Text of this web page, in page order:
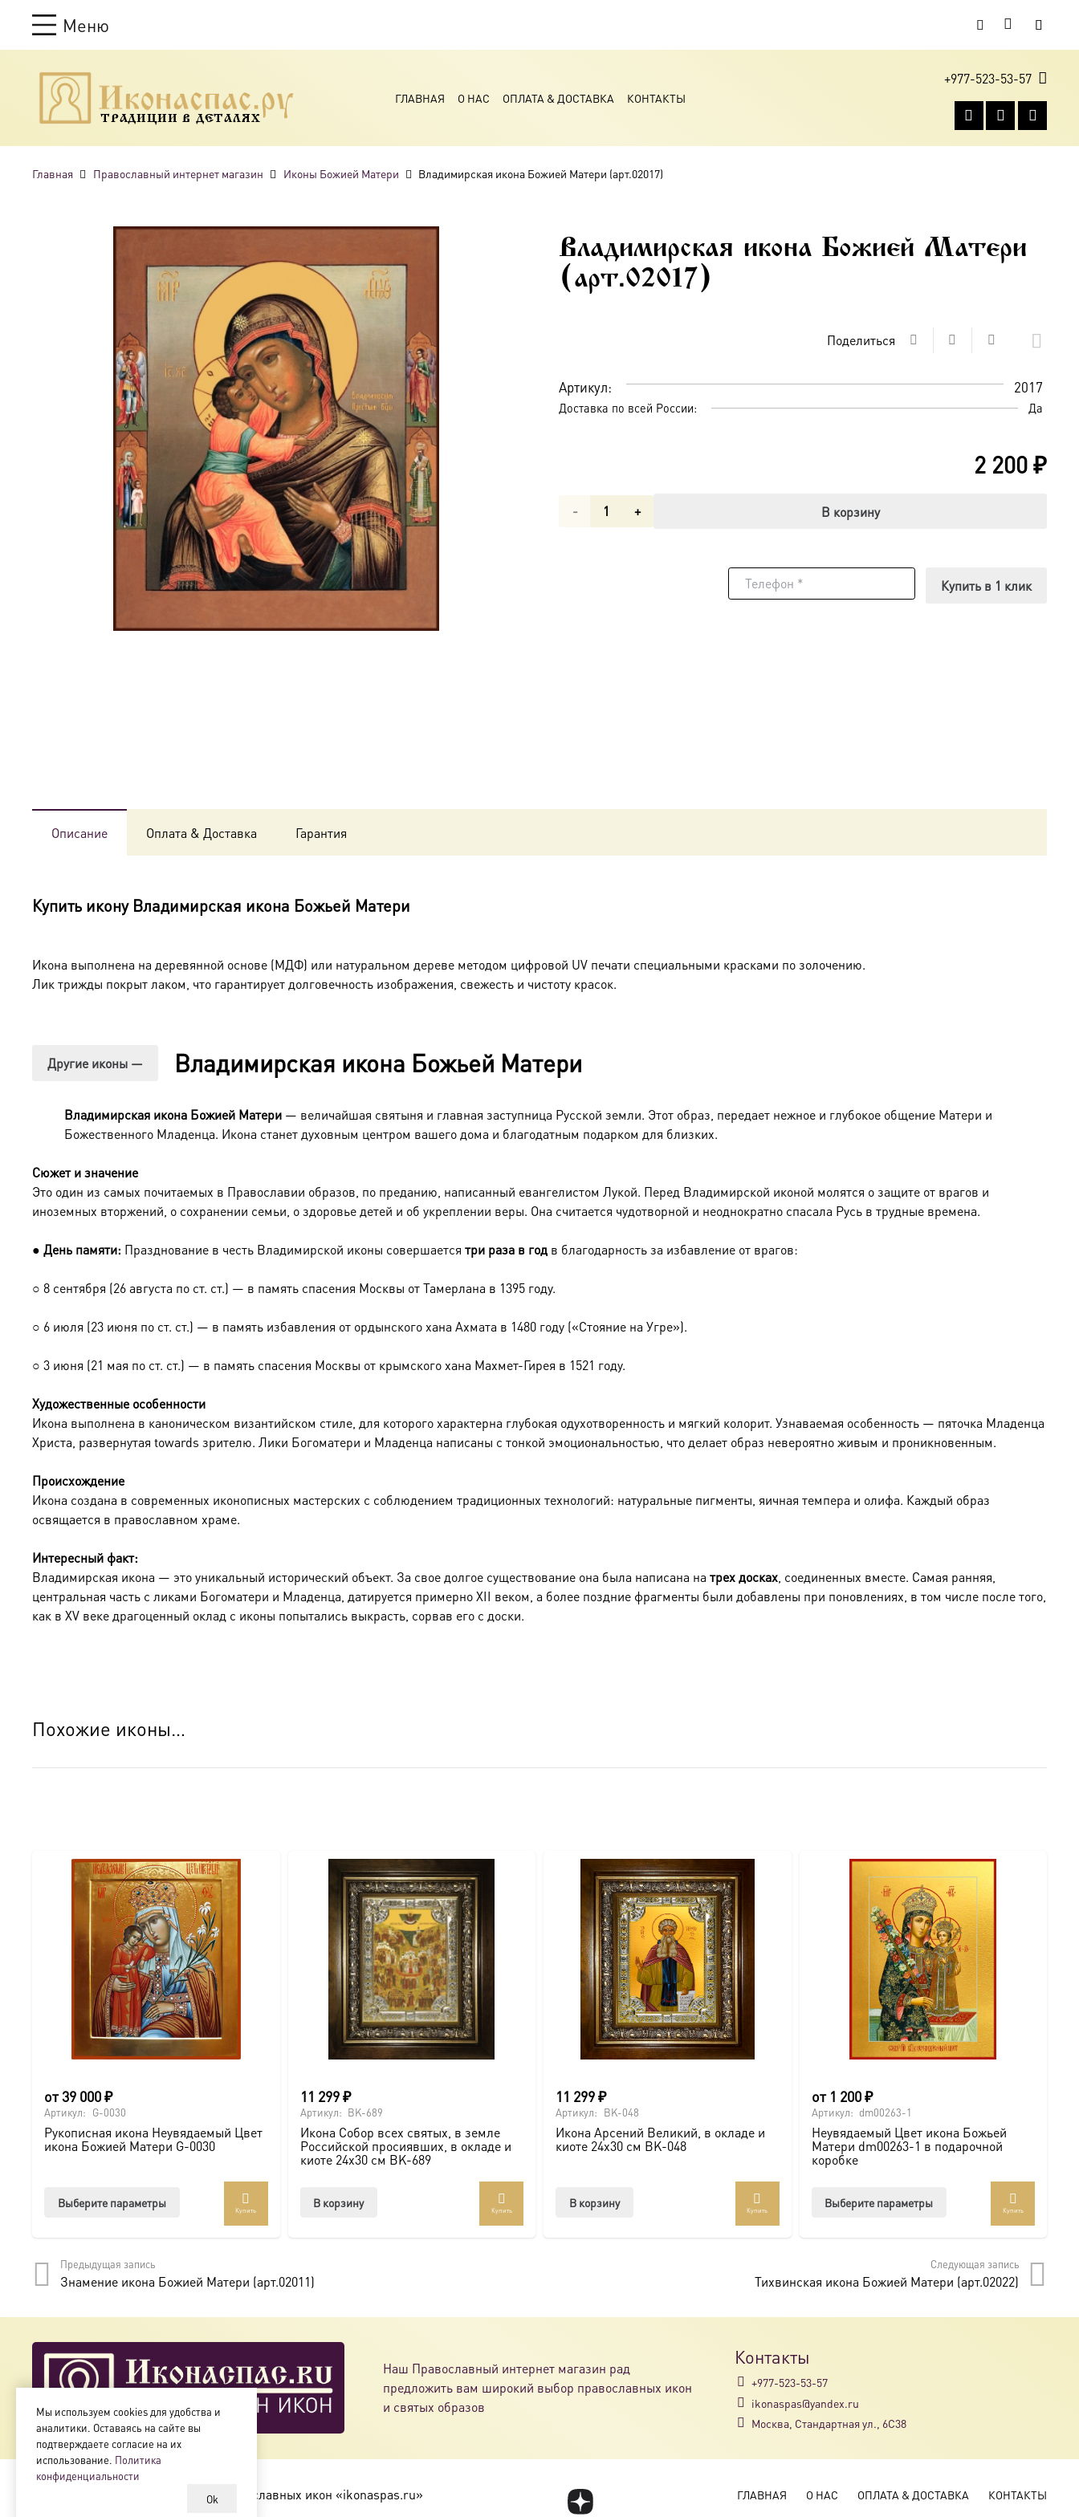
Меню
ТРАДИЦИИ В ДЕТАЛЯХ
ГЛАВНАЯ О НАС ОПЛАТА & ДОСТАВКА КОНТАКТЫ
+977-523-53-57
Главная Православный интернет магазин Иконы Божией Матери Владимирская икона Божией Матери (арт.02017)
Владимирская икона Божией Матери
(арт.02017)
Поделиться
Артикул: 2017
Доставка по всей России: Да
2 200₽
Количество
В корзину
Купить в 1 клик
Описание Оплата & Доставка Гарантия
Купить икону Владимирская икона Божьей Матери
Икона выполнена на деревянной основе (МДФ) или натуральном дереве методом цифровой UV печати специальными красками по золочению.
Лик трижды покрыт лаком, что гарантирует долговечность изображения, свежесть и чистоту красок.
Другие иконы — Владимирская икона Божьей Матери
Владимирская икона Божией Матери — величайшая святыня и главная заступница Русской земли. Этот образ, передает нежное и глубокое общение Матери и
Божественного Младенца. Икона станет духовным центром вашего дома и благодатным подарком для близких.
Сюжет и значение
Это один из самых почитаемых в Православии образов, по преданию, написанный евангелистом Лукой. Перед Владимирской иконой молятся о защите от врагов и
иноземных вторжений, о сохранении семьи, о здоровье детей и об укреплении веры. Она считается чудотворной и неоднократно спасала Русь в трудные времена.
● День памяти: Празднование в честь Владимирской иконы совершается три раза в год в благодарность за избавление от врагов:
○ 8 сентября (26 августа по ст. ст.) — в память спасения Москвы от Тамерлана в 1395 году.
○ 6 июля (23 июня по ст. ст.) — в память избавления от ордынского хана Ахмата в 1480 году («Стояние на Угре»).
○ 3 июня (21 мая по ст. ст.) — в память спасения Москвы от крымского хана Махмет-Гирея в 1521 году.
Художественные особенности
Икона выполнена в каноническом византийском стиле, для которого характерна глубокая одухотворенность и мягкий колорит. Узнаваемая особенность — пяточка Младенца
Христа, развернутая towards зрителю. Лики Богоматери и Младенца написаны с тонкой эмоциональностью, что делает образ невероятно живым и проникновенным.
Происхождение
Икона создана в современных иконописных мастерских с соблюдением традиционных технологий: натуральные пигменты, яичная темпера и олифа. Каждый образ
освящается в православном храме.
Интересный факт:
Владимирская икона — это уникальный исторический объект. За свое долгое существование она была написана на трех досках , соединенных вместе. Самая ранняя,
центральная часть с ликами Богоматери и Младенца, датируется примерно XII веком, а более поздние фрагменты были добавлены при поновлениях, в том числе после того,
как в XV веке драгоценный оклад с иконы попытались выкрасть, сорвав его с доски.
Похожие иконы…
от39 000₽
Артикул: G-0030
Рукописная икона Неувядаемый Цвет
икона Божией Матери G-0030
Выберите параметры
странице
товара.
Купить
11 299₽
Артикул: BK-689
Икона Собор всех святых, в земле
Российской просиявших, в окладе и
киоте 24х30 см BK-689
В корзину
Купить
11 299₽
Артикул: BK-048
Икона Арсений Великий, в окладе и
киоте 24х30 см BK-048
В корзину
Купить
от 1 200₽
Артикул: dm00263-1
Неувядаемый Цвет икона Божьей
Матери dm00263-1 в подарочной
коробке
Выберите параметры
вариаций.
Опции
Купить
Предыдущая запись
Знамение икона Божией Матери (арт.02011)
Следующая запись
Тихвинская икона Божией Матери (арт.02022)
Наш Православный интернет магазин рад
предложить вам широкий выбор православных икон
и святых образов
Контакты
+977-523-53-57
ikonaspas@yandex.ru
Москва, Стандартная ул., 6С38
Магазин православных икон «ikonaspas.ru» ГЛАВНАЯ О НАС ОПЛАТА & ДОСТАВКА КОНТАКТЫ
Мы используем cookies для удобства и
аналитики. Оставаясь на сайте вы
подтверждаете согласие на их
использование. Политика
конфиденциальности
Ok